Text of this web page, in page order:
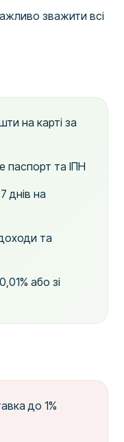
зважити всі
на карті за
паспорт та ІПН
днів на
та
або зі
до 1%